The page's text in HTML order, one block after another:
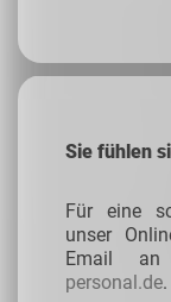
Sie fühlen
Für eine
unser
Email
personal.de.